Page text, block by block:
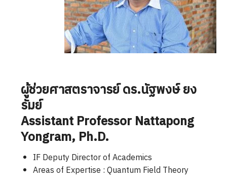
ผู้ช่วยศาสตราจารย์ ดร.นัฐพงษ์ ยง
รัมย์
Assistant Professor Nattapong
Yongram, Ph.D.
IF Deputy Director of Academics
Areas of Expertise : Quantum Field Theory